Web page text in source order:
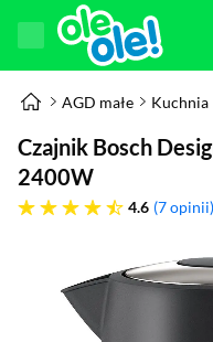
AGD małe Kuchnia
Czajnik Bosch
2400W
4.6
4.6 gwiazdek 7 opinii